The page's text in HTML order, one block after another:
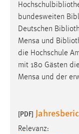
bundesweiten
Deutschen
Mensa und
die Hochschule
mit 180 Gästen
Mensa und der
[PDF]
Relevanz:
EXTERNE
Um Inhalte
Plattformen
externen
YouTube